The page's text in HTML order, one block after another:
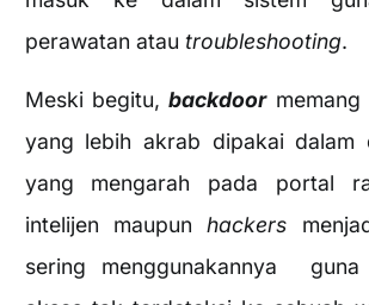
perawatan atau troubleshooting.
Meski begitu,backdoormemang
yang lebih akrab dipakai
yang mengarah pada portal
intelijen maupun hackers
sering menggunakannya guna